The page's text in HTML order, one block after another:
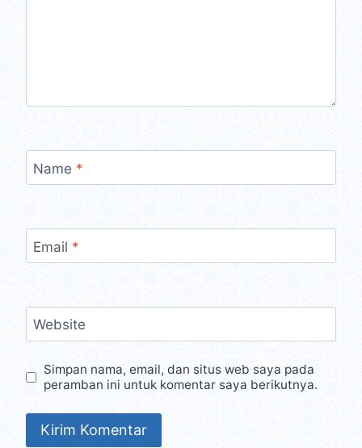
Name *
Email *
Website
Simpan nama, email, dan situs web saya pada
peramban ini untuk komentar saya berikutnya.